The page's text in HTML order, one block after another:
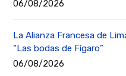
06/08/2026
La Alianza Francesa de
“Las bodas de Fígaro”
06/08/2026